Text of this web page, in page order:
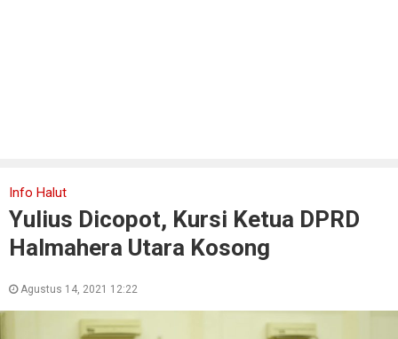
Info Halut
Yulius Dicopot, Kursi Ketua DPRD
Halmahera Utara Kosong
Agustus 14, 2021 12:22